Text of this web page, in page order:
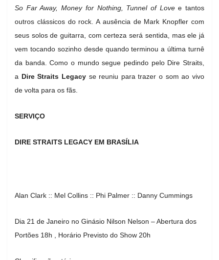
So Far Away, Money for Nothing, Tunnel of Lovee tantos
outros clássicos do rock. A ausência de Mark Knopfler com
seus solos de guitarra, com certeza será sentida, mas ele já
vem tocando sozinho desde quando terminou a última turnê
da banda. Como o mundo segue pedindo pelo Dire Straits,
a Dire Straits Legacyse reuniu para trazer o som ao vivo
de volta para os fãs.
SERVIÇO
DIRE STRAITS LEGACY EM BRASÍLIA
Alan Clark :: Mel Collins :: Phi Palmer :: Danny Cummings
Dia 21 de Janeiro no Ginásio Nilson Nelson – Abertura dos
Portões 18h , Horário Previsto do Show 20h